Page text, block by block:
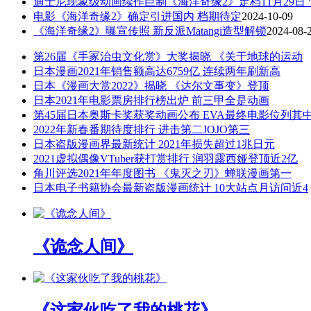
第26届《手冢治虫文化赏》大奖揭晓 《关于地球的运动
日本漫画2021年销售额高达6759亿 连续两年刷新高
日本《漫画大赏2022》揭晓 《达尔文事变》登顶
日本2021年电影票房排行榜出炉 前三甲全是动画
第45届日本奥斯卡奖获奖动画公布 EVA最终电影位列其
2022年新春番期待度排行 进击第二JOJO第三
日本盗版漫画界最新统计 2021年损失超过1兆日元
2021虚拟偶像VTuber获打赏排行 润羽露西娅登顶近2亿
角川评选2021年年度图书 《鬼灭之刃》蝉联漫画第一
日本电子书籍协会最新盗版漫画统计 10大站点月访问近4
《诡念人间》
《这家伙吃了我的桃花》